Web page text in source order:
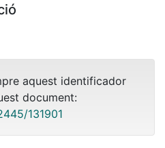
aquest identificador
document:
131901